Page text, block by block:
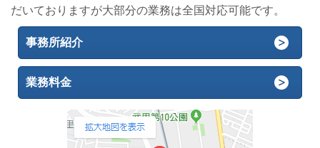
だいておりますが大部分の業務は全国対応可能です。
事務所紹介
業務料金